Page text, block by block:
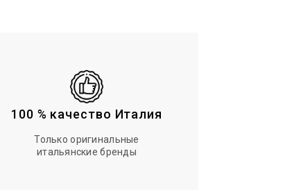
100 % качество Италия
Только оригинальные
итальянские бренды